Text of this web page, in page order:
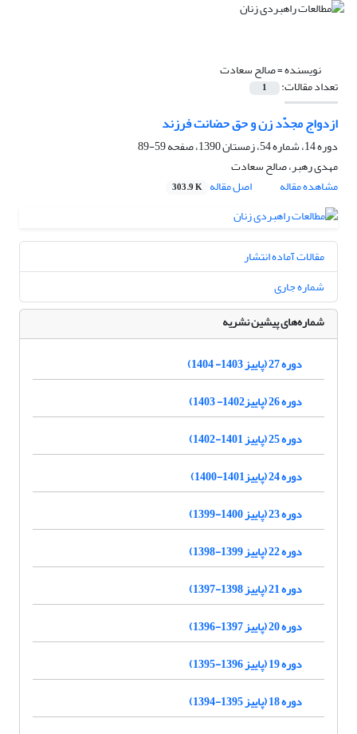
نویسنده =صالح سعادت
تعداد مقالات: 1
ازدواج مجدّد زن و حق حضانت فرزند
دوره 14، شماره 54، زمستان 1390، صفحه
59-89
مهدی رهبر، صالح سعادت
مشاهده مقاله
اصل مقاله 303.9 K
مقالات آماده انتشار
شماره جاری
شماره‌های پیشین نشریه
دوره 27 (پاییز 1403- 1404)
دوره 26 (پاییز1402- 1403)
دوره 25 (پاییز 1401-1402)
دوره 24 (پاییز1401-1400)
دوره 23 (پاییز 1400-1399)
دوره 22 (پاییز 1399-1398)
دوره 21 (پاییز 1398-1397)
دوره 20 (پاییز 1397-1396)
دوره 19 (پاییز 1396-1395)
دوره 18 (پاییز 1395-1394)